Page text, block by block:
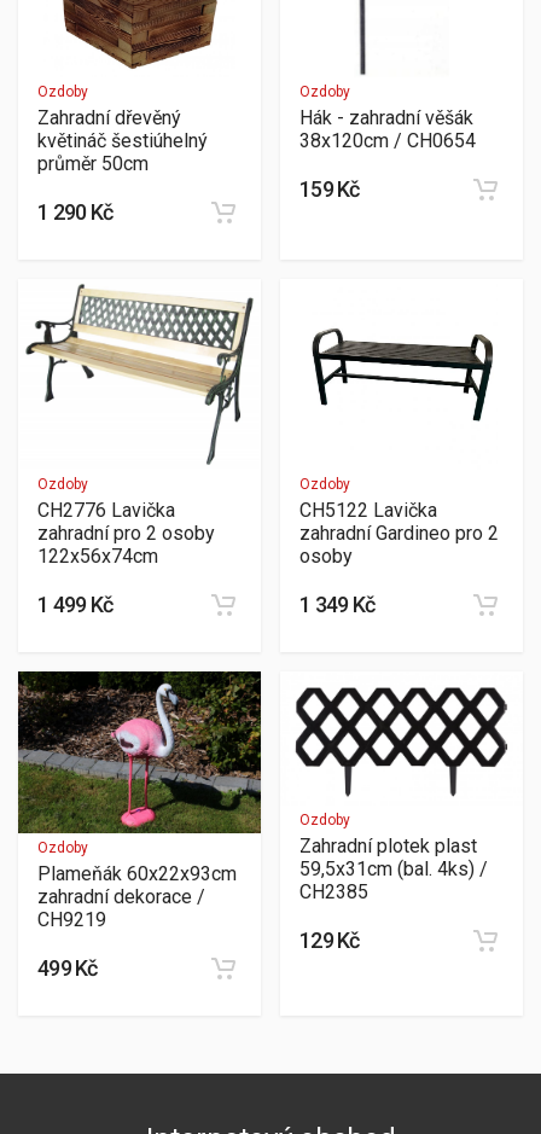
Ozdoby
Zahradní dřevěný
květináč šestiúhelný
průměr 50cm
1 290 Kč
Ozdoby
Hák - zahradní věšák
38x120cm / CH0654
159 Kč
Ozdoby
CH2776 Lavička
zahradní pro 2 osoby
122x56x74cm
1 499 Kč
Ozdoby
CH5122 Lavička
zahradní Gardineo pro 2
osoby
1 349 Kč
Ozdoby
Plameňák 60x22x93cm
zahradní dekorace /
CH9219
499 Kč
Ozdoby
Zahradní plotek plast
59,5x31cm (bal. 4ks) /
CH2385
129 Kč